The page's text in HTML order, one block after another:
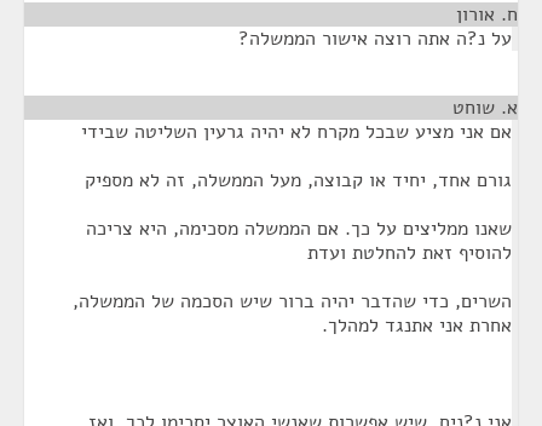
ח. אורון
על נ?ה אתה רוצה אישור הממשלה?
א. שוחט
אם אני מציע שבכל מקרח לא יהיה גרעין השליטה שבידי
גורם אחד, יחיד או קבוצה, מעל הממשלה, זה לא מספיק
שאנו ממליצים על כך. אם הממשלה מסכימה, היא צריכה
להוסיף זאת להחלטת ועדת
השרים, כדי שהדבר יהיה ברור שיש הסכמה של הממשלה,
אחרת אני אתנגד למהלך.